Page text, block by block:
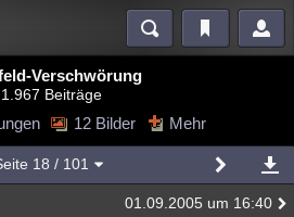
Blogs Videos
Mystery Kriminalfälle
Verschwörung
1.967 Beiträge
12 Bilder Mehr
18 / 101
01.09.2005 um 16:40